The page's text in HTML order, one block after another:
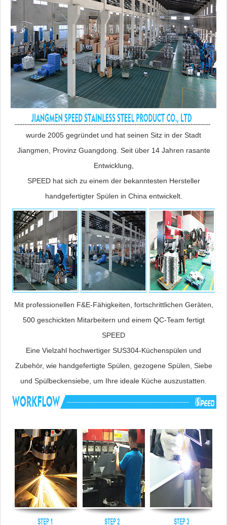
wurde 2005 gegründet und hat seinen Sitz in der Stadt
Jiangmen, Provinz Guangdong. Seit über 14 Jahren rasante
Entwicklung,
SPEED hat sich zu einem der bekanntesten Hersteller
handgefertigter Spülen in China entwickelt.
Mit professionellen F&E-Fähigkeiten, fortschrittlichen Geräten,
500 geschickten Mitarbeitern und einem QC-Team fertigt
SPEED
Eine Vielzahl hochwertiger SUS304-Küchenspülen und
Zubehör, wie handgefertigte Spülen, gezogene Spülen, Siebe
und Spülbeckensiebe, um Ihre ideale Küche auszustatten.